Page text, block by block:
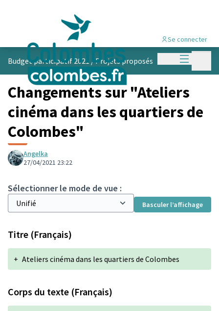
Menu
Se connecter
Budget participatif 2021 /Projets proposés
Changements sur "Ateliers
cinéma dans les quartiers de
Colombes"
Angelka
27/04/2021 23:22
Sélectionner le mode de vue :
Basculer l’affichage
Titre (Français)
+ Ateliers cinéma dans les quartiers de Colombes
Corps du texte (Français)